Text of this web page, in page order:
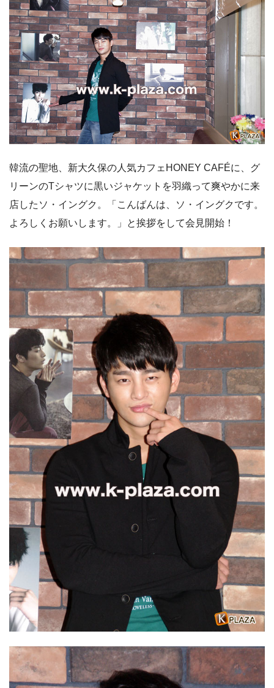
韓流の聖地、新大久保の人気カフェHONEY CAFÉに、グ
リーンのTシャツに黒いジャケットを羽織って爽やかに来
店したソ・イングク。「こんばんは、ソ・イングクです。
よろしくお願いします。」と挨拶をして会見開始！